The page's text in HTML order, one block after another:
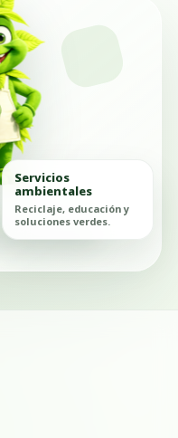
Servicios
ambientales
Reciclaje, educación y
soluciones verdes.